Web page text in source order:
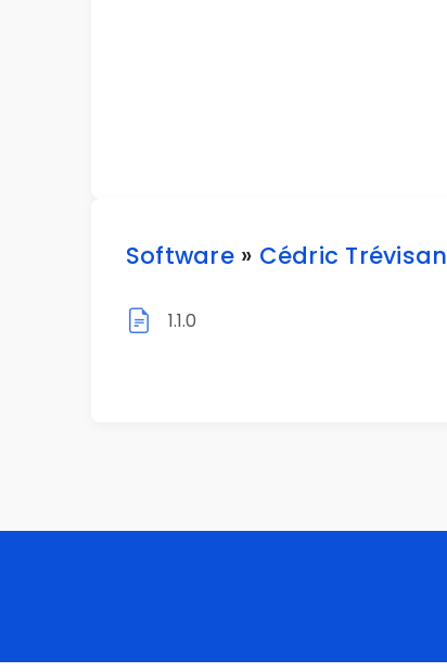
Software» Cédric Trévisan
1.1.0